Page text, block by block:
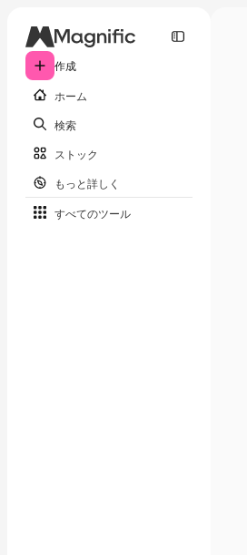
作成
ホーム
検索
ストック
もっと詳しく
すべてのツール